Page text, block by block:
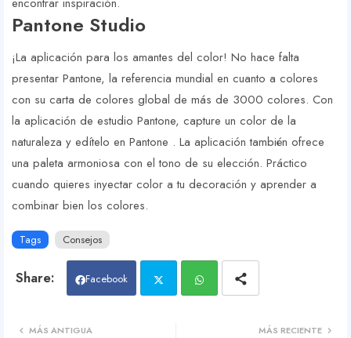
Pantone Studio
¡La aplicación para los amantes del color! No hace falta
presentar Pantone, la referencia mundial en cuanto a colores
con su carta de colores global de más de 3000 colores. Con
la aplicación de estudio Pantone, capture un color de la
naturaleza y edítelo en Pantone . La aplicación también ofrece
una paleta armoniosa con el tono de su elección. Práctico
cuando quieres inyectar color a tu decoración y aprender a
combinar bien los colores.
Tags Consejos
Facebook
MÁS RECIENTE
MÁS ANTIGUA